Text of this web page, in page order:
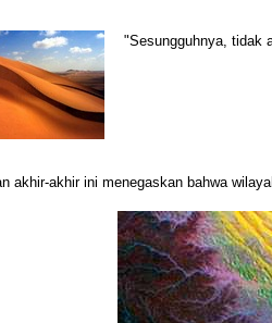
"Sesungguhnya, tidak
akhir-akhir ini menegaskan bahwa